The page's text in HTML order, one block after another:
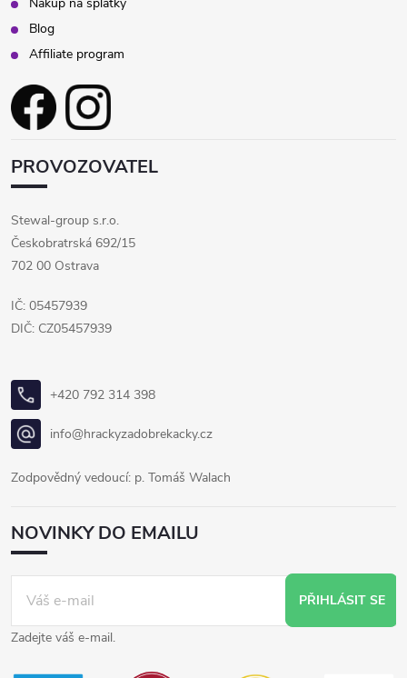
Blog
Affiliate program
PROVOZOVATEL
Stewal-group s.r.o.
Českobratrská 692/15
702 00 Ostrava
IČ: 05457939
DIČ: CZ05457939
+420 792 314 398
info@hrackyzadobrekacky.cz
Zodpovědný vedoucí: p. Tomáš Walach
NOVINKY DO EMAILU
PŘIHLÁSIT SE
Zadejte váš e-mail.